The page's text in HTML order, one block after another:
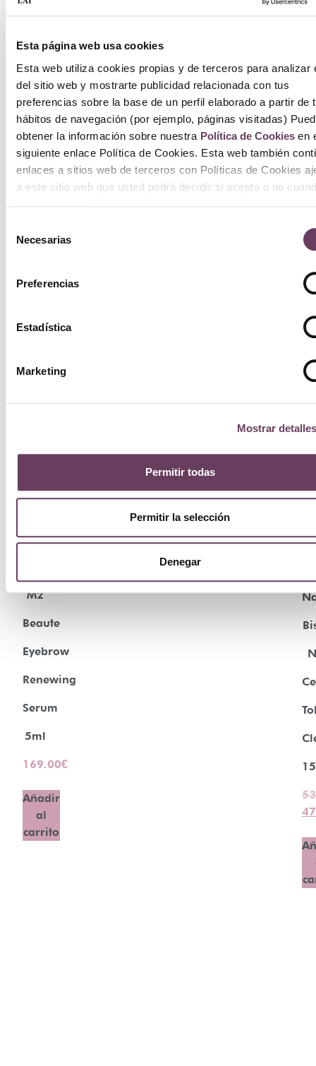
Esta página web usa cookies
Esta web utiliza cookies propias y de terceros para analizar
del sitio web y mostrarte publicidad relacionada con tus
preferencias sobre la base de un perfil elaborado a partir de
hábitos de navegación (por ejemplo, páginas visitadas)
obtener la información sobre nuestra Política de Cookiesen
siguiente enlace Política de Cookies. Esta web también
enlaces a sitios web de terceros con Políticas de Cookies
a este sitio web que usted podrá decidir si acepta o no
Necesarias
Preferencias
Estadística
Marketing
Mostrar detalles
Permitir todas
Permitir la selección
Denegar
M2
Beaute
Eyebrow
Renewing
Serum
5ml
169.00€
Añadir
al
carrito